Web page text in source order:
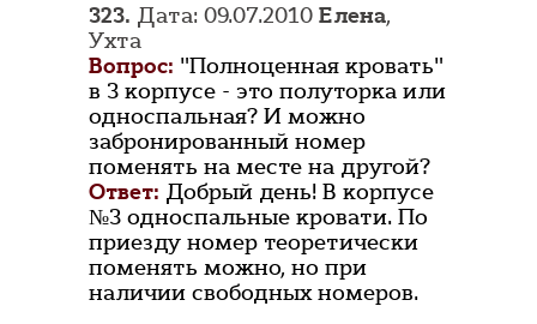
323. Дата: 09.07.2010 Елена,
Ухта
Вопрос: "Полноценная кровать"
в 3 корпусе - это полуторка или
односпальная? И можно
забронированный номер
поменять на месте на другой?
Ответ: Добрый день! В корпусе
№3 односпальные кровати. По
приезду номер теоретически
поменять можно, но при
наличии свободных номеров.